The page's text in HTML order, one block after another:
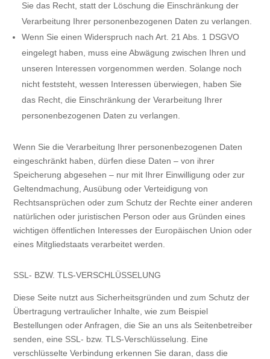
Sie das Recht, statt der Löschung die Einschränkung der
Verarbeitung Ihrer personenbezogenen Daten zu verlangen.
Wenn Sie einen Widerspruch nach Art. 21 Abs. 1 DSGVO
eingelegt haben, muss eine Abwägung zwischen Ihren und
unseren Interessen vorgenommen werden. Solange noch
nicht feststeht, wessen Interessen überwiegen, haben Sie
das Recht, die Einschränkung der Verarbeitung Ihrer
personenbezogenen Daten zu verlangen.
Wenn Sie die Verarbeitung Ihrer personenbezogenen Daten
eingeschränkt haben, dürfen diese Daten – von ihrer
Speicherung abgesehen – nur mit Ihrer Einwilligung oder zur
Geltendmachung, Ausübung oder Verteidigung von
Rechtsansprüchen oder zum Schutz der Rechte einer anderen
natürlichen oder juristischen Person oder aus Gründen eines
wichtigen öffentlichen Interesses der Europäischen Union oder
eines Mitgliedstaats verarbeitet werden.
SSL- BZW. TLS-VERSCHLÜSSELUNG
Diese Seite nutzt aus Sicherheitsgründen und zum Schutz der
Übertragung vertraulicher Inhalte, wie zum Beispiel
Bestellungen oder Anfragen, die Sie an uns als Seitenbetreiber
senden, eine SSL- bzw. TLS-Verschlüsselung. Eine
verschlüsselte Verbindung erkennen Sie daran, dass die